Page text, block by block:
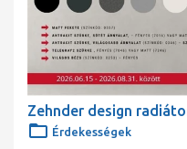
Zehnder design
Érdekességek